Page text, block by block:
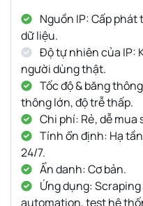
Nguồn IP: Cấp
dữ liệu.
Độ tự nhiên của IP:
người dùng thật.
Tốc độ & băng
thông lớn, độ trễ thấp.
Chi phí: Rẻ, dễ mua
Tính ổn định: Hạ
24/7.
Ẩn danh: Cơ bản.
Ứng dụng:
automation, test hệ